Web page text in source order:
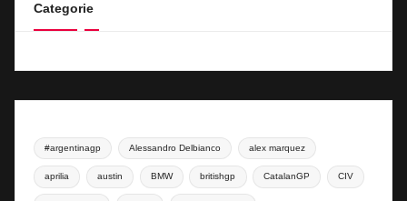
Categorie
#argentinagp Alessandro Delbianco alex marquez
aprilia austin BMW britishgp CatalanGP CIV